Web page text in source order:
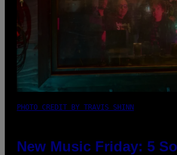
PHOTO CREDIT BY TRAVIS SHINN
New Music Friday: 5